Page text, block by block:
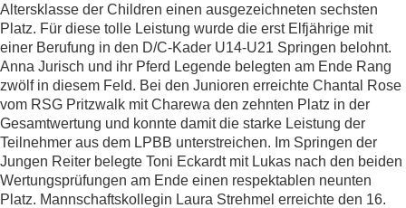
Altersklasse der Children einen ausgezeichneten sechsten
Platz. Für diese tolle Leistung wurde die erst Elfjährige mit
einer Berufung in den D/C-Kader U14-U21 Springen belohnt.
Anna Jurisch und ihr Pferd Legende belegten am Ende Rang
zwölf in diesem Feld. Bei den Junioren erreichte Chantal Rose
vom RSG Pritzwalk mit Charewa den zehnten Platz in der
Gesamtwertung und konnte damit die starke Leistung der
Teilnehmer aus dem LPBB unterstreichen. Im Springen der
Jungen Reiter belegte Toni Eckardt mit Lukas nach den beiden
Wertungsprüfungen am Ende einen respektablen neunten
Platz. Mannschaftskollegin Laura Strehmel erreichte den 16.